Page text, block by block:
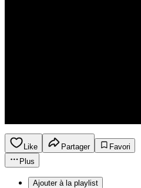
Like Partager
Favori
Plus
Ajouter à la playlist